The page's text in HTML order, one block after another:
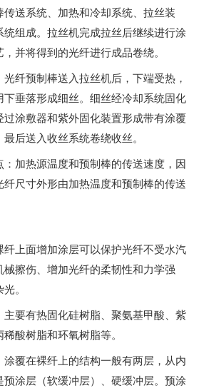
传送系统、加热和冷却系统、拉丝装
统组成。拉丝机完成拉丝后继续进行涂
并将得到的光纤进行成品卷绕。
纤预制棒送入拉丝机后，下端受热，
下垂落形成细丝。细丝经冷却系统固化
过涂敷器和紫外固化装置形成带有涂覆
后送入收丝系统卷绕收丝。
：加热源温度和预制棒的传送速度，因
纤尺寸外形由加热温度和预制棒的传送
纤上面增加涂层可以保护光纤不受水汽
械擦伤、增加光纤的柔韧性和力学强
。
主要有热固化硅树脂、聚氨基甲酸、紫
酸树脂和环氧树脂等。
涂覆在裸纤上的结构一般有两层，从内
预涂层（软缓冲层）、硬缓冲层。预涂